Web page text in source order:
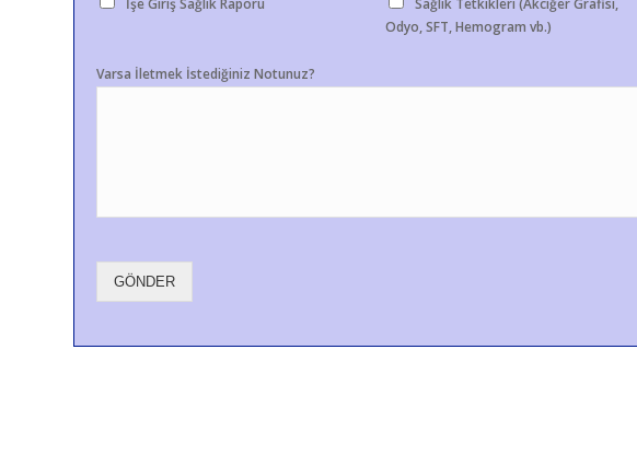
İşe Giriş Sağlık Raporu
Sağlık Tetkikleri (Akciğer Grafisi,
Odyo, SFT, Hemogram vb.)
Varsa İletmek İstediğiniz Notunuz?
GÖNDER